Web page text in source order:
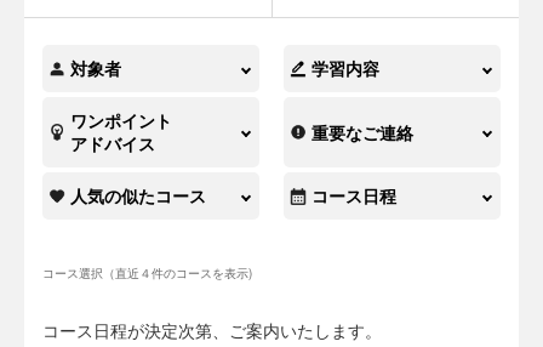
対象者 学習内容
ワンポイント
アドバイス
重要なご連絡
人気の似たコース コース日程
コース選択（直近４件のコースを表示)
コース日程が決定次第、ご案内いたします。